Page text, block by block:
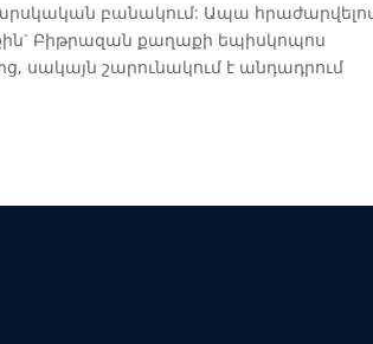
բանակում: Ապա
Բիթրազան քաղաքի եպիսկոպոս
սակայն շարունակում է անդադրում